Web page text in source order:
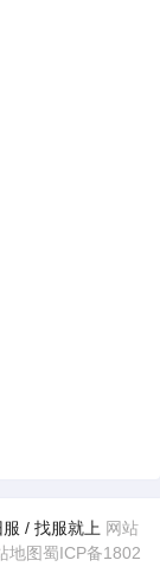
/ 找服就上 网站
地图蜀ICP备1802